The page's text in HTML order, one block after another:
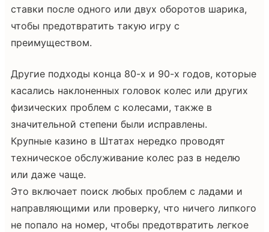
ставки после одного или двух оборотов шарика,
чтобы предотвратить такую игру с
преимуществом.
Другие подходы конца 80-х и 90-х годов, которые
касались наклоненных головок колес или других
физических проблем с колесами, также в
значительной степени были исправлены.
Крупные казино в Штатах нередко проводят
техническое обслуживание колес раз в неделю
или даже чаще.
Это включает поиск любых проблем с ладами и
направляющими или проверку, что ничего липкого
не попало на номер, чтобы предотвратить легкое